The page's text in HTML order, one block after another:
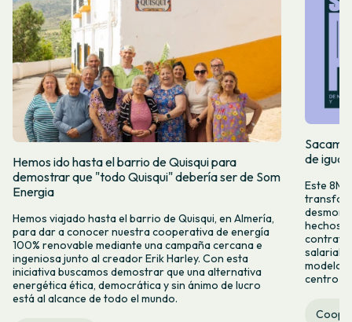
Hemos ido hasta el barrio de Quisqui para
demostrar que "todo Quisqui" debería ser de Som
Energia
Hemos viajado hasta el barrio de Quisqui, en Almería,
para dar a conocer nuestra cooperativa de energía
100% renovable mediante una campaña cercana e
ingeniosa junto al creador Erik Harley. Con esta
iniciativa buscamos demostrar que una alternativa
energética ética, democrática y sin ánimo de lucro
está al alcance de todo el mundo.
de
Este 8M,
hechos y
salarial y
modelo
centro